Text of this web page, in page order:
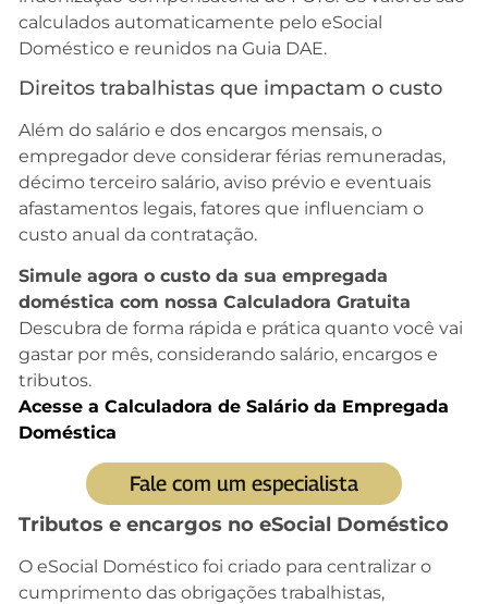
calculados automaticamente pelo eSocial
Doméstico e reunidos na Guia DAE.
Direitos trabalhistas que impactam o custo
Além do salário e dos encargos mensais, o
empregador deve considerar férias remuneradas,
décimo terceiro salário, aviso prévio e eventuais
afastamentos legais, fatores que influenciam o
custo anual da contratação.
Simule agora o custo da sua empregada
doméstica com nossa Calculadora Gratuita
Descubra de forma rápida e prática quanto você vai
gastar por mês, considerando salário, encargos e
tributos.
Acesse a Calculadora de Salário da Empregada
Doméstica
Fale com um especialista
Tributos e encargos no eSocial Doméstico
O eSocial Doméstico foi criado para centralizar o
cumprimento das obrigações trabalhistas,